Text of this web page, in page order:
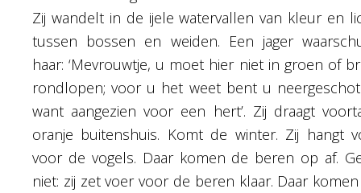
Zij wandelt in de ijele watervallen van kleur en
tussen bossen en weiden. Een jager
haar: ‘Mevrouwtje, u moet hier niet in groen of
rondlopen; voor u het weet bent u
want aangezien voor een hert’. Zij draagt
oranje buitenshuis. Komt de winter. Zij hangt
voor de vogels. Daar komen de beren op af.
niet: zij zet voer voor de beren klaar. Daar